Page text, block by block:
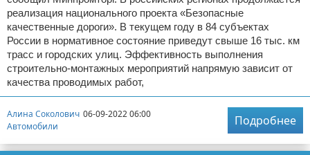
реализация национального проекта «Безопасные
качественные дороги». В текущем году в 84 субъектах
России в нормативное состояние приведут свыше 16 тыс. км
трасс и городских улиц. Эффективность выполнения
строительно-монтажных мероприятий напрямую зависит от
качества проводимых работ,
Алина Соколович 06-09-2022 06:00
Автомобили
Подробнее